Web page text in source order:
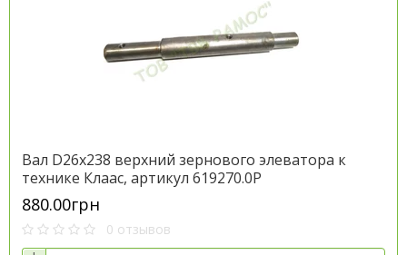
Вал D26х238 верхний зернового элеватора к
технике Клаас, артикул 619270.0P
880.00грн
0 отзывов